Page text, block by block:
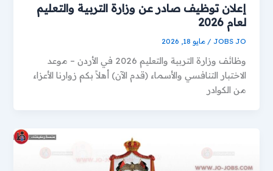
إعلان توظيف صادر عن وزارة التربية والتعليم
لعام 2026
JOBS JO
/مايو 18, 2026
وظائف وزارة التربية والتعليم 2026 في الأردن – موعد
الاختبار التنافسي والأسماء (قدم الآن) أهلاً بكم زوارنا الأعزاء
من الكوادر